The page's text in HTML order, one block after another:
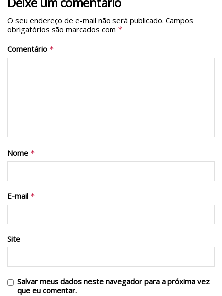
O seu endereço de e-mail não será publicado. Campos
obrigatórios são marcados com *
Comentário *
Nome *
E-mail *
Site
Salvar meus dados neste navegador para a próxima vez
que eu comentar.